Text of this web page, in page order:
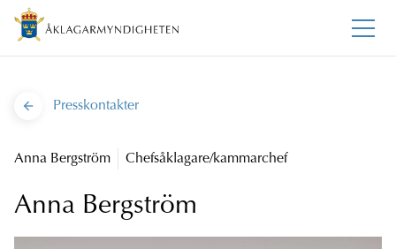
Presskontakter
Anna Bergström Chefsåklagare/kammarchef
Anna Bergström